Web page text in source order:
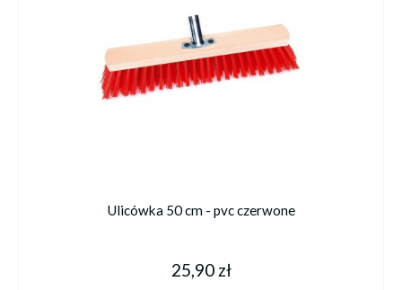
Ulicówka 50 cm - pvc czerwone
25,90 zł